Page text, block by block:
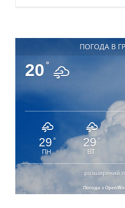
ПОГОДА В
20 °
29 °
ПН
29°
ВТ
розширений
Погода з